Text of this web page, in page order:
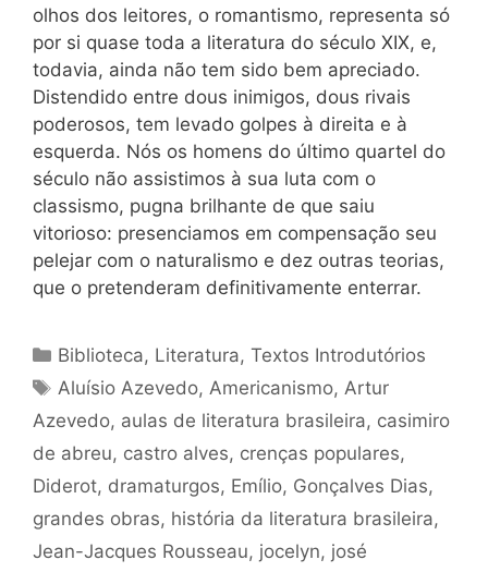
olhos dos leitores, o romantismo, representa só
por si quase toda a literatura do século XIX, e,
todavia, ainda não tem sido bem apreciado.
Distendido entre dous inimigos, dous rivais
poderosos, tem levado golpes à direita e à
esquerda. Nós os homens do último quartel do
século não assistimos à sua luta com o
classismo, pugna brilhante de que saiu
vitorioso: presenciamos em compensação seu
pelejar com o naturalismo e dez outras teorias,
que o pretenderam definitivamente enterrar.
Categorias
Biblioteca, Literatura,Textos Introdutórios
Tags
Aluísio Azevedo,Americanismo,Artur
Azevedo, aulas de literatura brasileira, casimiro
de abreu, castro alves, crenças populares,
Diderot, dramaturgos, Emílio, Gonçalves Dias,
grandes obras, história da literatura brasileira,
Jean-Jacques Rousseau, jocelyn, josé